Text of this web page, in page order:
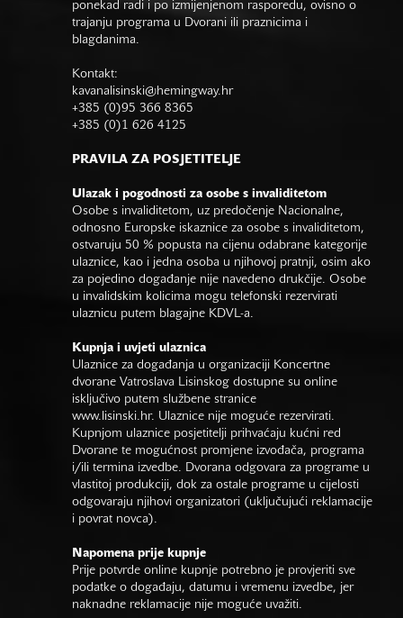
ponekad radi i po izmijenjenom rasporedu, ovisno o
trajanju programa u Dvorani ili praznicima i
blagdanima.
Kontakt:
kavanalisinski@hemingway.hr
+385 (0)95 366 8365
+385 (0)1 626 4125
PRAVILA ZA POSJETITELJE
Ulazak i pogodnosti za osobe s invaliditetom
Osobe s invaliditetom, uz predočenje Nacionalne,
odnosno Europske iskaznice za osobe s invaliditetom,
ostvaruju 50 % popusta na cijenu odabrane kategorije
ulaznice, kao i jedna osoba u njihovoj pratnji, osim ako
za pojedino događanje nije navedeno drukčije. Osobe
u invalidskim kolicima mogu telefonski rezervirati
ulaznicu putem blagajne KDVL-a.
Kupnja i uvjeti ulaznica
Ulaznice za događanja u organizaciji Koncertne
dvorane Vatroslava Lisinskog dostupne su online
isključivo putem službene stranice
www.lisinski.hr. Ulaznice nije moguće rezervirati.
Kupnjom ulaznice posjetitelji prihvaćaju kućni red
Dvorane te mogućnost promjene izvođača, programa
i/ili termina izvedbe. Dvorana odgovara za programe u
vlastitoj produkciji, dok za ostale programe u cijelosti
odgovaraju njihovi organizatori (uključujući reklamacije
i povrat novca).
Napomena prije kupnje
Prije potvrde online kupnje potrebno je provjeriti sve
podatke o događaju, datumu i vremenu izvedbe, jer
naknadne reklamacije nije moguće uvažiti.